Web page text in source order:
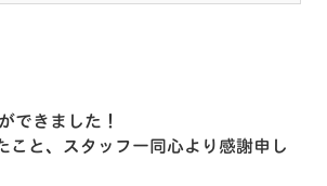
できました！
こと、スタッフ一同心より感謝申し